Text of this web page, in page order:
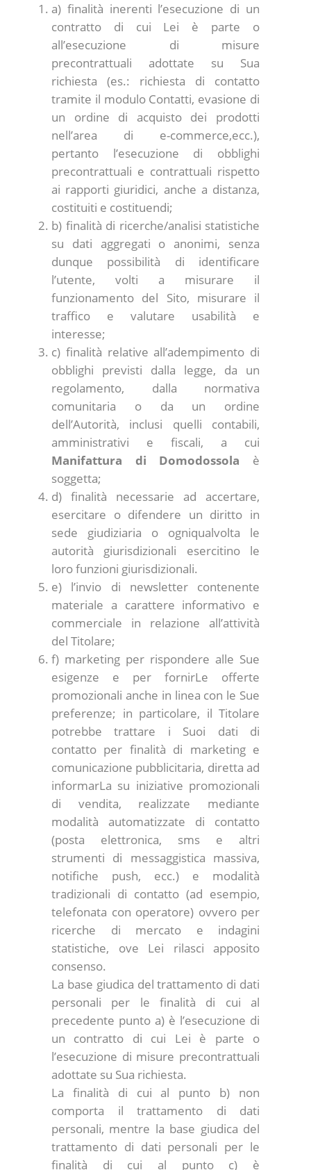
a) finalità inerenti l’esecuzione di un
contratto di cui Lei è parte o
all’esecuzione di misure
precontrattuali adottate su Sua
richiesta (es.: richiesta di contatto
tramite il modulo Contatti, evasione di
un ordine di acquisto dei prodotti
nell’area di e-commerce,ecc.),
pertanto l’esecuzione di obblighi
precontrattuali e contrattuali rispetto
ai rapporti giuridici, anche a distanza,
costituiti e costituendi;
b) finalità di ricerche/analisi statistiche
su dati aggregati o anonimi, senza
dunque possibilità di identificare
l’utente, volti a misurare il
funzionamento del Sito, misurare il
traffico e valutare usabilità e
interesse;
c) finalità relative all’adempimento di
obblighi previsti dalla legge, da un
regolamento, dalla normativa
comunitaria o da un ordine
dell’Autorità, inclusi quelli contabili,
amministrativi e fiscali, a cui
Manifattura di Domodossola è
soggetta;
d) finalità necessarie ad accertare,
esercitare o difendere un diritto in
sede giudiziaria o ogniqualvolta le
autorità giurisdizionali esercitino le
loro funzioni giurisdizionali.
e) l’invio di newsletter contenente
materiale a carattere informativo e
commerciale in relazione all’attività
del Titolare;
f) marketing per rispondere alle Sue
esigenze e per fornirLe offerte
promozionali anche in linea con le Sue
preferenze; in particolare, il Titolare
potrebbe trattare i Suoi dati di
contatto per finalità di marketing e
comunicazione pubblicitaria, diretta ad
informarLa su iniziative promozionali
di vendita, realizzate mediante
modalità automatizzate di contatto
(posta elettronica, sms e altri
strumenti di messaggistica massiva,
notifiche push, ecc.) e modalità
tradizionali di contatto (ad esempio,
telefonata con operatore) ovvero per
ricerche di mercato e indagini
statistiche, ove Lei rilasci apposito
consenso.
La base giudica del trattamento di dati
personali per le finalità di cui al
precedente punto a) è l’esecuzione di
un contratto di cui Lei è parte o
l’esecuzione di misure precontrattuali
adottate su Sua richiesta.
La finalità di cui al punto b) non
comporta il trattamento di dati
personali, mentre la base giudica del
trattamento di dati personali per le
finalità di cui al punto c) è